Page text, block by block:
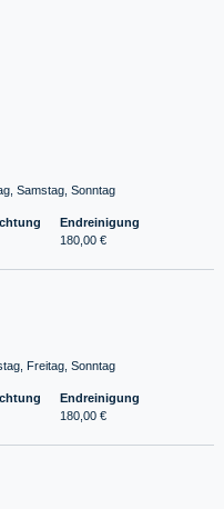
Samstag, Sonntag
Endreinigung
180,00 €
Freitag, Sonntag
Endreinigung
180,00 €